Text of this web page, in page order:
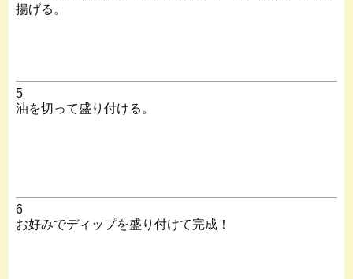
揚げる。
5
油を切って盛り付ける。
6
お好みでディップを盛り付けて完成！